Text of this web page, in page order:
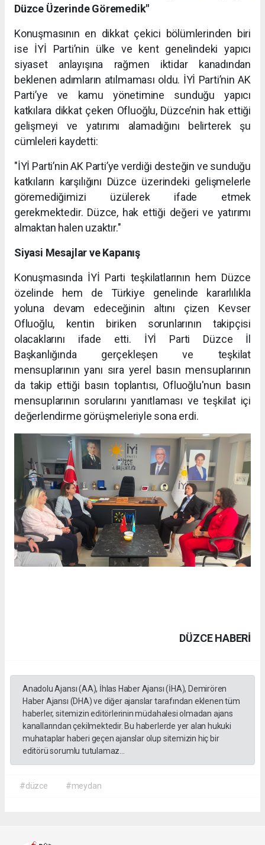
Düzce Üzerinde Göremedik"
Konuşmasının en dikkat çekici bölümlerinden biri
ise İYİ Parti’nin ülke ve kent genelindeki yapıcı
siyaset anlayışına rağmen iktidar kanadından
beklenen adımların atılmaması oldu. İYİ Parti’nin AK
Parti’ye ve kamu yönetimine sunduğu yapıcı
katkılara dikkat çeken Ofluoğlu, Düzce’nin hak ettiği
gelişmeyi ve yatırımı alamadığını belirterek şu
cümleleri kaydetti:
"İYİ Parti’nin AK Parti’ye verdiği desteğin ve sunduğu
katkıların karşılığını Düzce üzerindeki gelişmelerle
göremediğimizi üzülerek ifade etmek
gerekmektedir. Düzce, hak ettiği değeri ve yatırımı
almaktan halen uzaktır."
Siyasi Mesajlar ve Kapanış
Konuşmasında İYİ Parti teşkilatlarının hem Düzce
özelinde hem de Türkiye genelinde kararlılıkla
yoluna devam edeceğinin altını çizen Kevser
Ofluoğlu, kentin biriken sorunlarının takipçisi
olacaklarını ifade etti. İYİ Parti Düzce İl
Başkanlığında gerçekleşen ve teşkilat
mensuplarının yanı sıra yerel basın mensuplarının
da takip ettiği basın toplantısı, Ofluoğlu'nun basın
mensuplarının sorularını yanıtlaması ve teşkilat içi
değerlendirme görüşmeleriyle sona erdi.
DÜZCE HABERİ
Anadolu Ajansı (AA), İhlas Haber Ajansı (İHA), Demirören
Haber Ajansı (DHA) ve diğer ajanslar tarafından eklenen tüm
haberler, sitemizin editörlerinin müdahalesi olmadan ajans
kanallarından çekilmektedir. Bu haberlerde yer alan hukuki
muhataplar haberi geçen ajanslar olup sitemizin hiç bir
editörü sorumlu tutulamaz...
#düzce #meydan